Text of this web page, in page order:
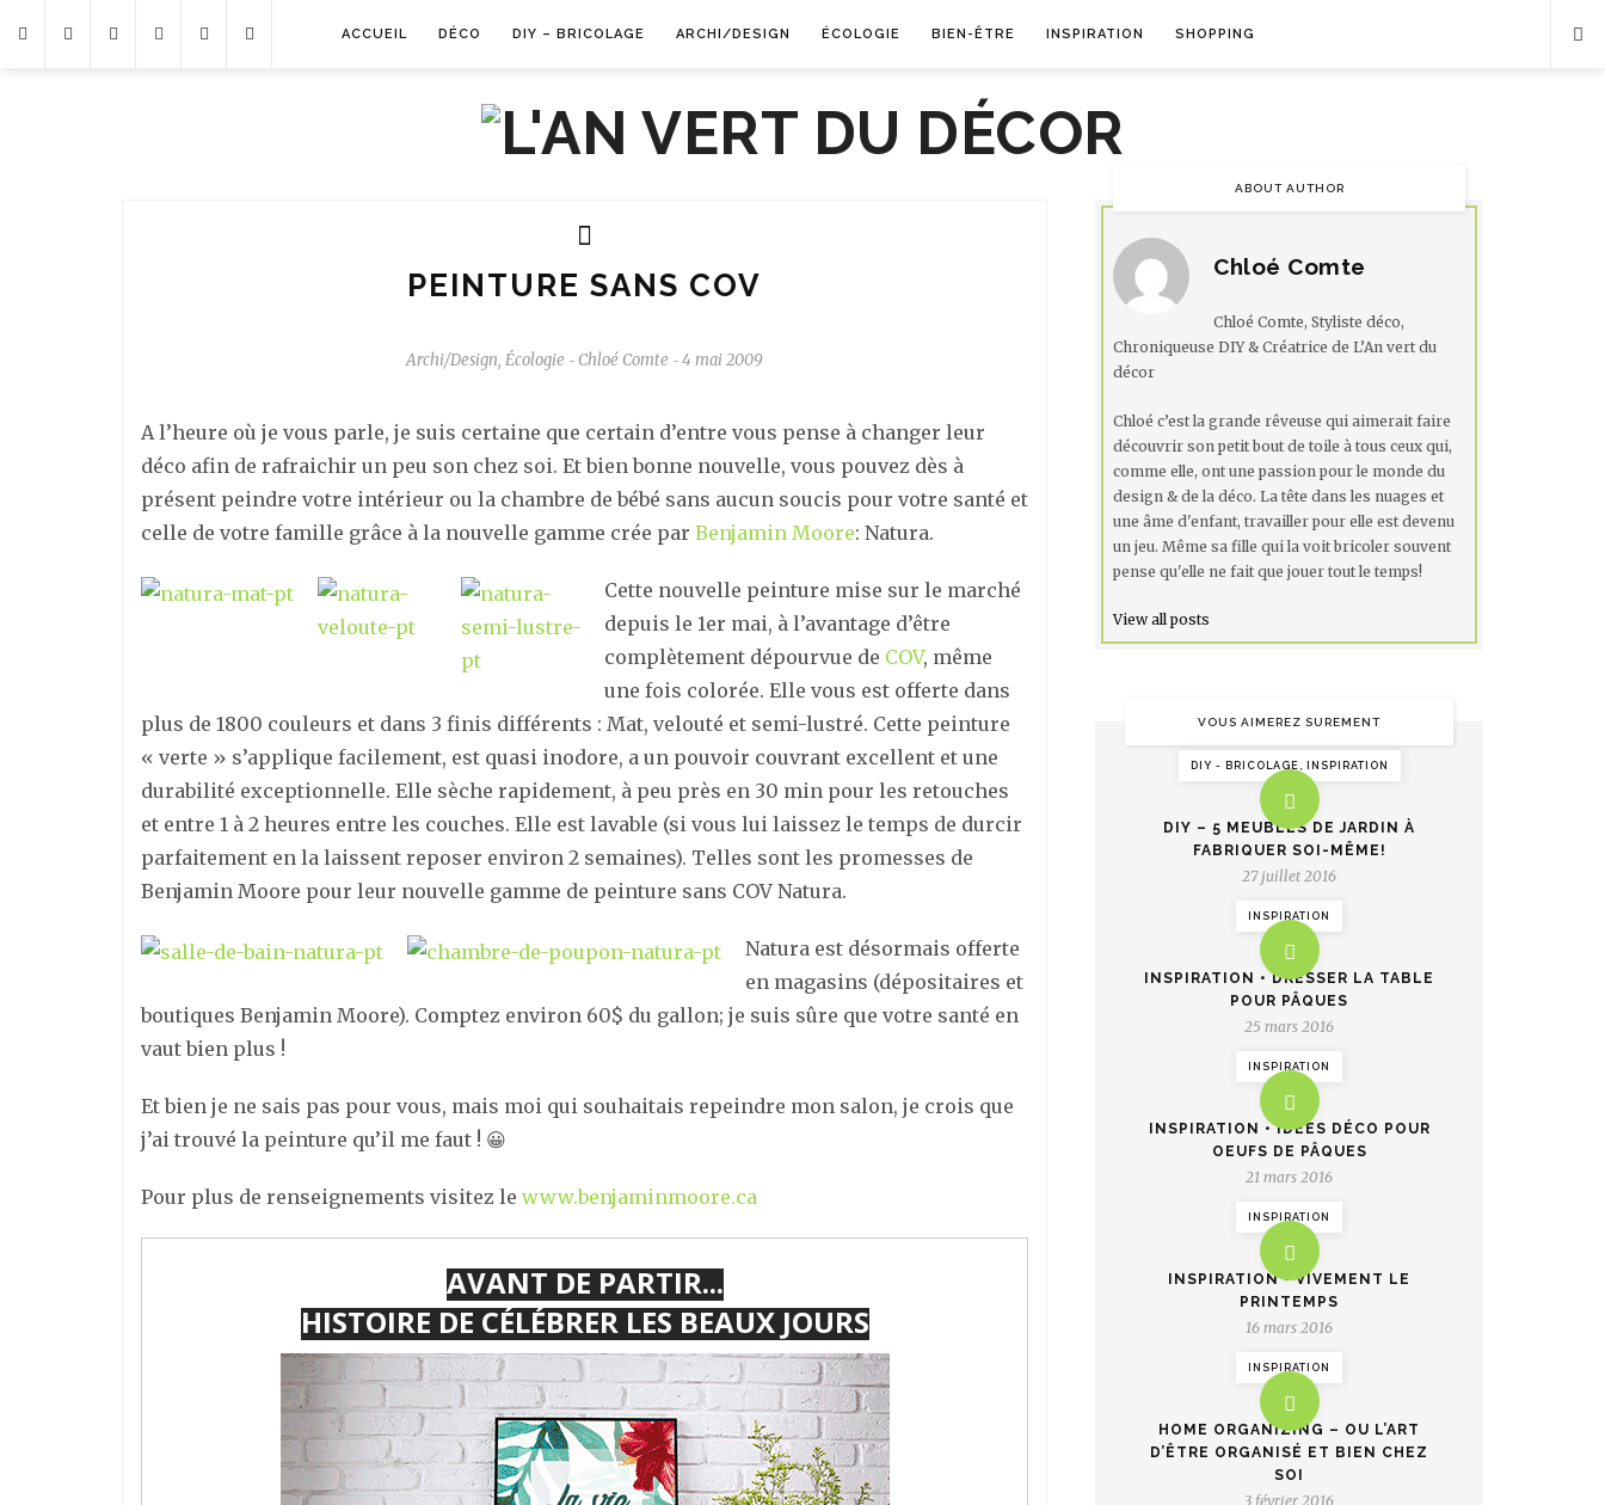
ACCUEIL DÉCO DIY – BRICOLAGE ARCHI/DESIGN ÉCOLOGIE BIEN-ÊTRE INSPIRATION SHOPPING
PEINTURE SANS COV
Archi/Design, Écologie - Chloé Comte - 4 mai 2009
A l’heure où je vous parle, je suis certaine que certain d’entre vous pense à changer leur
déco afin de rafraichir un peu son chez soi. Et bien bonne nouvelle, vous pouvez dès à
présent peindre votre intérieur ou la chambre de bébé sans aucun soucis pour votre santé et
celle de votre famille grâce à la nouvelle gamme crée par Benjamin Moore: Natura.
Cette nouvelle peinture mise sur le marché
depuis le 1er mai, à l’avantage d’être
complètement dépourvue de COV, même
une fois colorée. Elle vous est offerte dans
plus de 1800 couleurs et dans 3 finis différents : Mat, velouté et semi-lustré. Cette peinture
« verte » s’applique facilement, est quasi inodore, a un pouvoir couvrant excellent et une
durabilité exceptionnelle. Elle sèche rapidement, à peu près en 30 min pour les retouches
et entre 1 à 2 heures entre les couches. Elle est lavable (si vous lui laissez le temps de durcir
parfaitement en la laissent reposer environ 2 semaines). Telles sont les promesses de
Benjamin Moore pour leur nouvelle gamme de peinture sans COV Natura.
Natura est désormais offerte
en magasins (dépositaires et
boutiques Benjamin Moore). Comptez environ 60$ du gallon; je suis sûre que votre santé en
vaut bien plus !
Et bien je ne sais pas pour vous, mais moi qui souhaitais repeindre mon salon, je crois que
j’ai trouvé la peinture qu’il me faut ! 😀
Pour plus de renseignements visitez le www.benjaminmoore.ca
ABOUT AUTHOR
Chloé Comte
Chloé Comte, Styliste déco,
Chroniqueuse DIY & Créatrice de L’An vert du
décor
Chloé c’est la grande rêveuse qui aimerait faire
découvrir son petit bout de toile à tous ceux qui,
comme elle, ont une passion pour le monde du
design & de la déco. La tête dans les nuages et
une âme d'enfant, travailler pour elle est devenu
un jeu. Même sa fille qui la voit bricoler souvent
pense qu'elle ne fait que jouer tout le temps!
View all posts
VOUS AIMEREZ SUREMENT
DIY - BRICOLAGE, INSPIRATION
DIY – 5 MEUBLES DE JARDIN À
FABRIQUER SOI-MÊME!
27 juillet 2016
INSPIRATION
INSPIRATION • DRESSER LA TABLE
POUR PÂQUES
25 mars 2016
INSPIRATION
INSPIRATION • IDÉES DÉCO POUR
OEUFS DE PÂQUES
21 mars 2016
INSPIRATION
INSPIRATION • VIVEMENT LE
PRINTEMPS
16 mars 2016
INSPIRATION
HOME ORGANIZING – OU L’ART
D’ÊTRE ORGANISÉ ET BIEN CHEZ
SOI
3 février 2016